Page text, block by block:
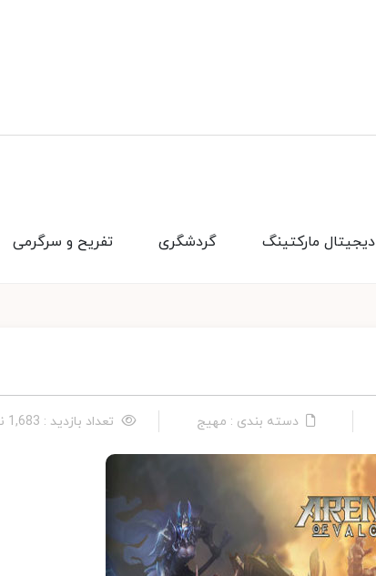
تفریح و سرگرمی گردشگری دیجیتال مارکتینگ
دسته بندی : مهیج تعداد بازدید : 1,683 نفر